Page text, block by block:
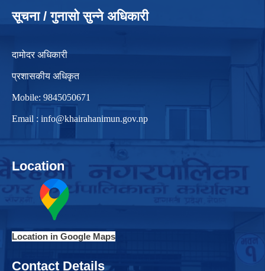
सूचना / गुनासो सुन्ने अधिकारी
दामोदर अधिकारी
प्रशासकीय अधिकृत
Mobile: 9845050671
Email : info@khairahanimun.gov.np
Location
Location in Google Maps
Contact Details